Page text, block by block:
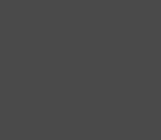
bedkwaliteit voor